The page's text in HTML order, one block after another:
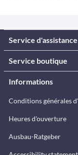
Service
Service boutique
Informations
Conditions générales
Heures d'ouverture
Ausbau-Ratgeber